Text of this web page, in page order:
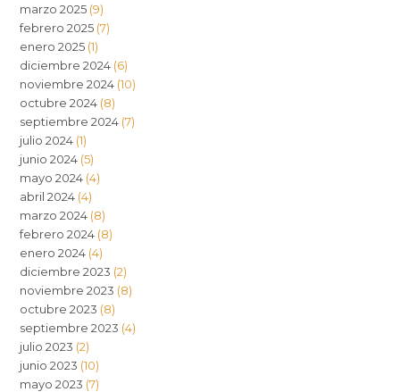
marzo 2025 (9)
febrero 2025 (7)
enero 2025 (1)
diciembre 2024 (6)
noviembre 2024 (10)
octubre 2024 (8)
septiembre 2024 (7)
julio 2024 (1)
junio 2024 (5)
mayo 2024 (4)
abril 2024 (4)
marzo 2024 (8)
febrero 2024 (8)
enero 2024 (4)
diciembre 2023 (2)
noviembre 2023 (8)
octubre 2023 (8)
septiembre 2023 (4)
julio 2023 (2)
junio 2023 (10)
mayo 2023 (7)